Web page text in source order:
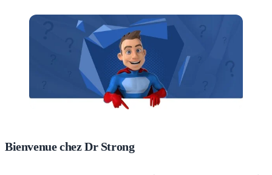
Bienvenue chez Dr Strong